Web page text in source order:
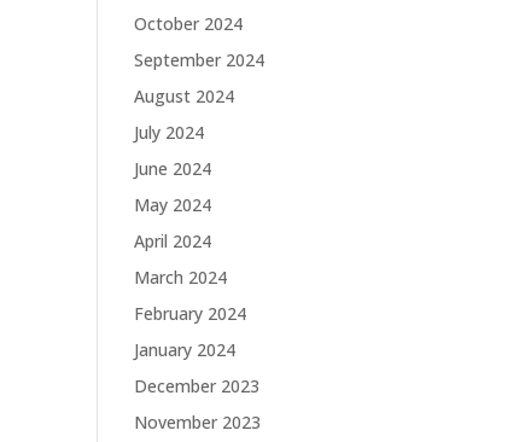
October 2024
September 2024
August 2024
July 2024
June 2024
May 2024
April 2024
March 2024
February 2024
January 2024
December 2023
November 2023